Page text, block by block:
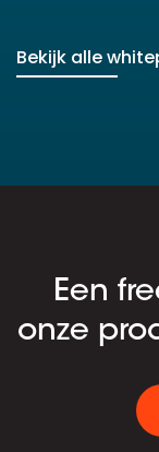
Bekijk alle
Een
onze